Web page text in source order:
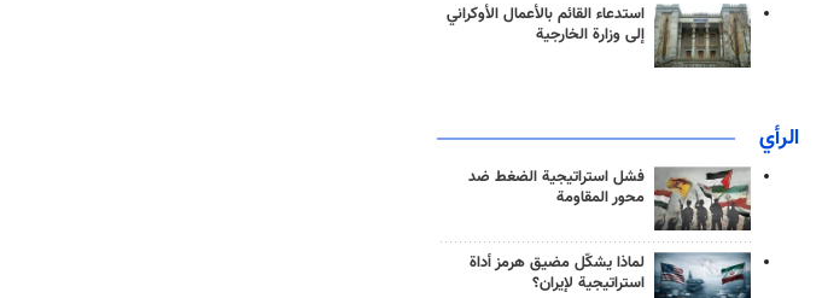
استدعاء القائم بالأعمال الأوكراني
إلى وزارة الخارجية
الرأي
فشل استراتيجية الضغط ضد
محور المقاومة
لماذا يشكّل مضيق هرمز أداة
استراتيجية لإيران؟